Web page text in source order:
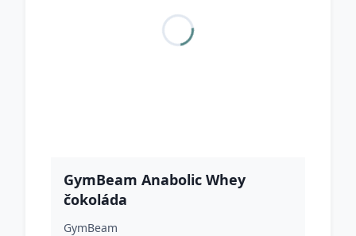
GymBeam Anabolic Whey
čokoláda
GymBeam